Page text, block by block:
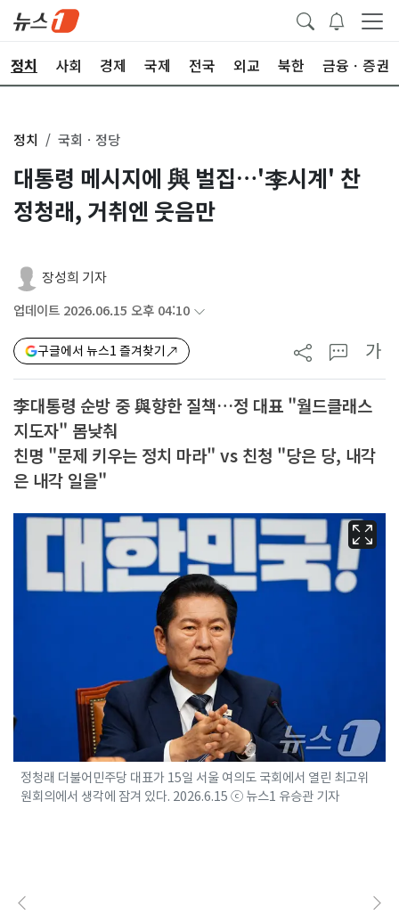
정치 사회 경제 국제 전국 외교 북한 금융ㆍ증권
정치 국회ㆍ정당
대통령 메시지에 與 벌집…'李시계' 찬
정청래, 거취엔 웃음만
장성희 기자
업데이트 2026.06.15 오후 04:10
구글에서 뉴스1 즐겨찾기 가
李대통령 순방 중 與향한 질책…정 대표 "월드클래스
지도자" 몸낮춰
친명 "문제 키우는 정치 마라" vs 친청 "당은 당, 내각
은 내각 일을"
정청래 더불어민주당 대표가 15일 서울 여의도 국회에서 열린 최고위
원회의에서 생각에 잠겨 있다. 2026.6.15 ⓒ 뉴스1 유승관 기자